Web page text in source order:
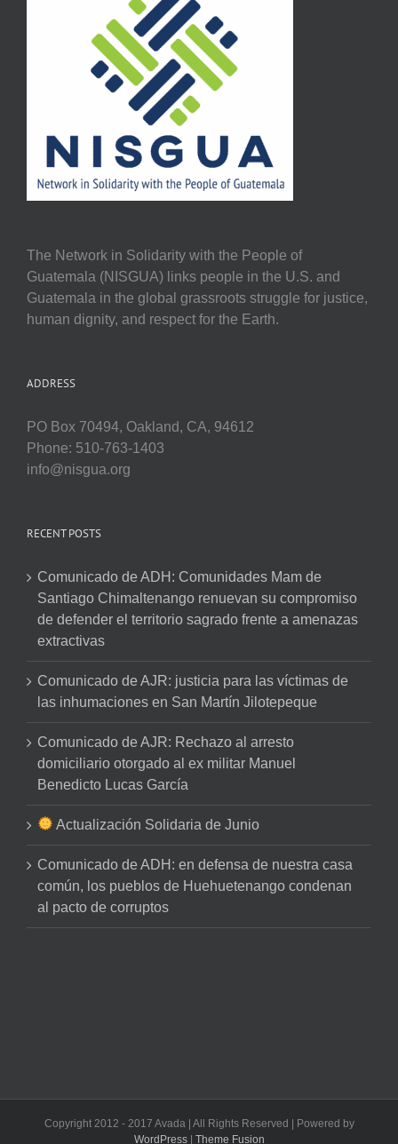
The Network in Solidarity with the People of
Guatemala (NISGUA) links people in the U.S. and
Guatemala in the global grassroots struggle for justice,
human dignity, and respect for the Earth.
ADDRESS
PO Box 70494, Oakland, CA, 94612
Phone: 510-763-1403
info@nisgua.org
RECENT POSTS
Comunicado de ADH: Comunidades Mam de
Santiago Chimaltenango renuevan su compromiso
de defender el territorio sagrado frente a amenazas
extractivas
Comunicado de AJR: justicia para las víctimas de
las inhumaciones en San Martín Jilotepeque
Comunicado de AJR: Rechazo al arresto
domiciliario otorgado al ex militar Manuel
Benedicto Lucas García
Actualización Solidaria de Junio
Comunicado de ADH: en defensa de nuestra casa
común, los pueblos de Huehuetenango condenan
al pacto de corruptos
Copyright 2012 - 2017 Avada | All Rights Reserved | Powered by
WordPress| Theme Fusion